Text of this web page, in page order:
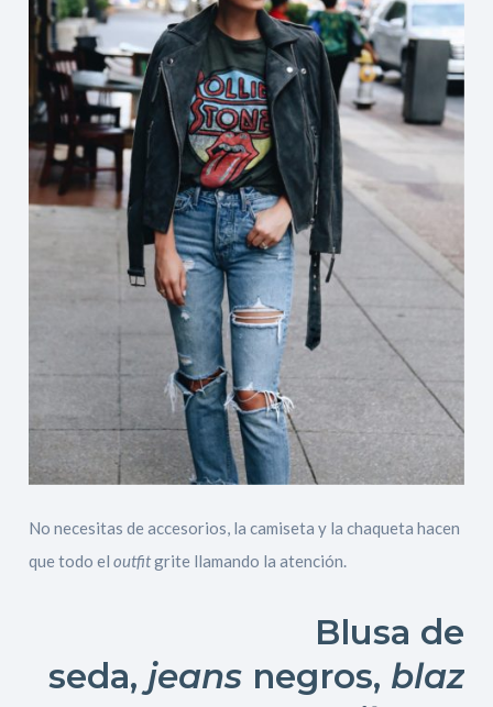
No necesitas de accesorios, la camiseta y la chaqueta hacen
que todo eloutfitgrite llamando la atención.
Blusa de
seda, jeansnegros, blaz